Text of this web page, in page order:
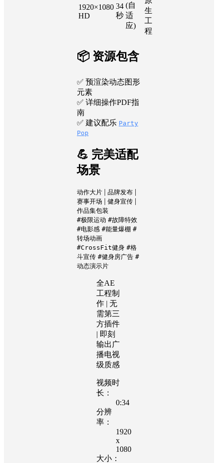
1920×1080
HD
34
秒
(自
适
应)
生
工
程
📦 资源包含
✅ 预渲染动态图形
元素
✅ 详细操作PDF指
南
✅ 建议配乐 Party
Pop
💪 完美适配
场景
动作大片 | 品牌发布 |
赛事开场 | 健身宣传 |
作品集包装
#极限运动 #故障特效
#电影感 #能量爆棚 #
转场动画
#CrossFit健身 #格
斗宣传 #健身房广告 #
动态演示片
全AE
工程制
作 | 无
需第三
方插件
| 即刻
输出广
播电视
级质感
视频时
长：
0:34
分辨
率：
1920
x
1080
大小：